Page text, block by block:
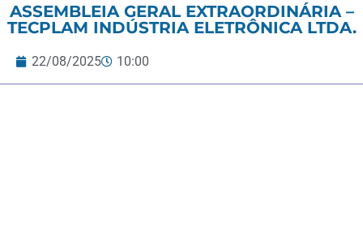
ASSEMBLEIA GERAL EXTRAORDINÁRIA –
TECPLAM INDÚSTRIA ELETRÔNICA LTDA.
22/08/2025 10:00